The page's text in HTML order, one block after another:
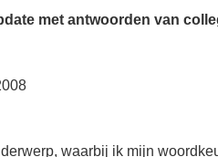
met antwoorden van
waarbij ik mijn